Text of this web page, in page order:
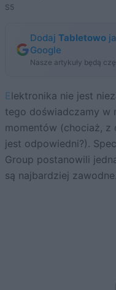
S5
Dodaj Tabletowo
Google
Nasze artykuły będą
Elektronika nie jest niezawodna i najczęściej boleśnie
tego doświadczamy w
momentów (chociaż, z
jest odpowiedni?).
Group postanowili
są najbardziej